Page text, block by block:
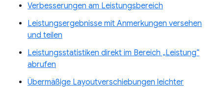
Verbesserungen am Leistungsbereich
Leistungsergebnisse mit Anmerkungen versehen
und teilen
Leistungsstatistiken direkt im Bereich „Leistung“
abrufen
Übermäßige Layoutverschiebungen leichter